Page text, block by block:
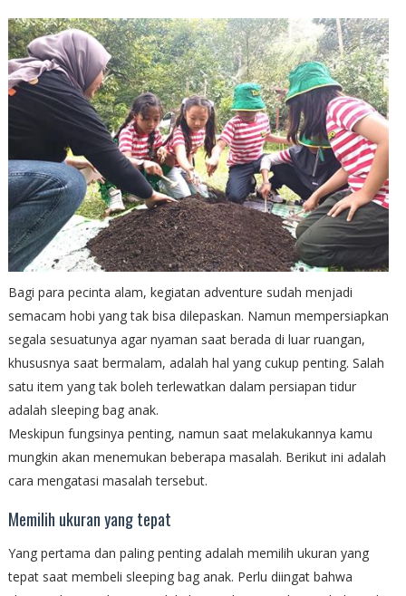
Bagi para pecinta alam, kegiatan adventure sudah menjadi
semacam hobi yang tak bisa dilepaskan. Namun mempersiapkan
segala sesuatunya agar nyaman saat berada di luar ruangan,
khususnya saat bermalam, adalah hal yang cukup penting. Salah
satu item yang tak boleh terlewatkan dalam persiapan tidur
adalah sleeping bag anak.
Meskipun fungsinya penting, namun saat melakukannya kamu
mungkin akan menemukan beberapa masalah. Berikut ini adalah
cara mengatasi masalah tersebut.
Memilih ukuran yang tepat
Yang pertama dan paling penting adalah memilih ukuran yang
tepat saat membeli sleeping bag anak. Perlu diingat bahwa